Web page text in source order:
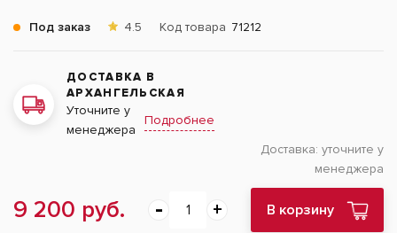
Под заказ 4.5 Код товара 71212
ДОСТАВКА В
АРХАНГЕЛЬСКАЯ
Уточните у
менеджера
Подробнее
Доставка: уточните у
менеджера
9 200 руб. В корзину